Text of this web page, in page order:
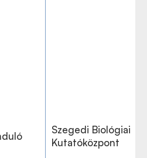
Szegedi Biológiai
Kutatóközpont